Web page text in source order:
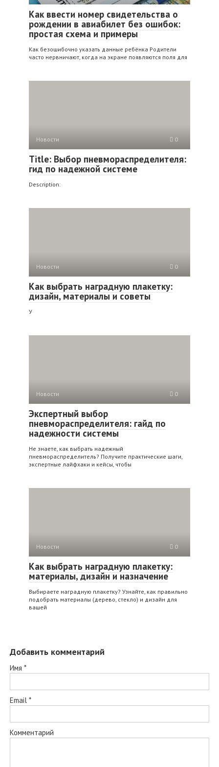
Как ввести номер свидетельства о
рождении в авиабилет без ошибок:
простая схема и примеры
Как безошибочно указать данные ребёнка Родители
часто нервничают, когда на экране появляются поля для
Новости 0
Title: Выбор пневмораспределителя:
гид по надежной системе
Description:
Новости 0
Как выбрать наградную плакетку:
дизайн, материалы и советы
У
Новости 0
Экспертный выбор
пневмораспределителя: гайд по
надежности системы
Не знаете, как выбрать надежный
пневмораспределитель? Получите практические шаги,
экспертные лайфхаки и кейсы, чтобы
Новости 0
Как выбрать наградную плакетку:
материалы, дизайн и назначение
Выбираете наградную плакетку? Узнайте, как правильно
подобрать материалы (дерево, стекло) и дизайн для
вашей
Добавить комментарий
Имя *
Email *
Комментарий